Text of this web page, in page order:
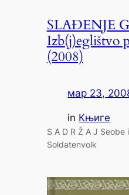
SLAĐENJE
Izb(j)eglištvo
(2008)
мар 23,
in Књиге
S A D R Ž A J
Soldatenvolk